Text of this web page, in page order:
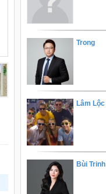
Trong
Lâm Lộc
Bùi Trinh